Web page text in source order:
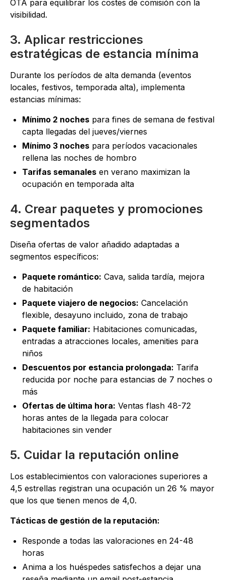
OTA para equilibrar los costes de comisión con la
visibilidad.
3. Aplicar restricciones
estratégicas de estancia mínima
Durante los períodos de alta demanda (eventos
locales, festivos, temporada alta), implementa
estancias mínimas:
Mínimo 2 noches para fines de semana de festival
capta llegadas del jueves/viernes
Mínimo 3 noches para períodos vacacionales
rellena las noches de hombro
Tarifas semanales en verano maximizan la
ocupación en temporada alta
4. Crear paquetes y promociones
segmentados
Diseña ofertas de valor añadido adaptadas a
segmentos específicos:
Paquete romántico: Cava, salida tardía, mejora
de habitación
Paquete viajero de negocios: Cancelación
flexible, desayuno incluido, zona de trabajo
Paquete familiar: Habitaciones comunicadas,
entradas a atracciones locales, amenities para
niños
Descuentos por estancia prolongada: Tarifa
reducida por noche para estancias de 7 noches o
más
Ofertas de última hora: Ventas flash 48-72
horas antes de la llegada para colocar
habitaciones sin vender
5. Cuidar la reputación online
Los establecimientos con valoraciones superiores a
4,5 estrellas registran una ocupación un 26 % mayor
que los que tienen menos de 4,0.
Tácticas de gestión de la reputación:
Responde a todas las valoraciones en 24-48
horas
Anima a los huéspedes satisfechos a dejar una